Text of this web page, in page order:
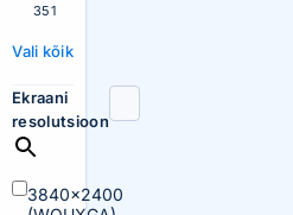
351
Vali kõik
Ekraani
resolutsioon
3840×2400